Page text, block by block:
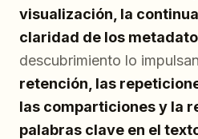
visualización, la
claridad de los
descubrimiento lo
retención, las
las comparticiones y la
palabras clave en el